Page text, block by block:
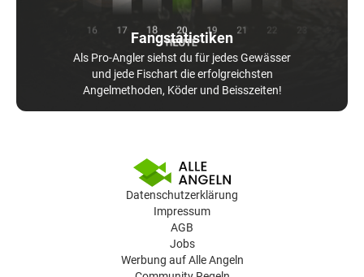
Fangstatistiken
Als Pro-Angler siehst du für jedes Gewässer
und jede Fischart die erfolgreichsten
Angelmethoden, Köder und Beisszeiten!
Datenschutzerklärung
Impressum
AGB
Jobs
Werbung auf Alle Angeln